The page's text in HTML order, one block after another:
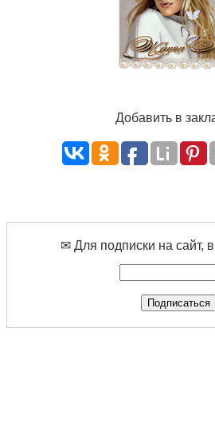
Добавить в
✉ Для подписки на сайт,